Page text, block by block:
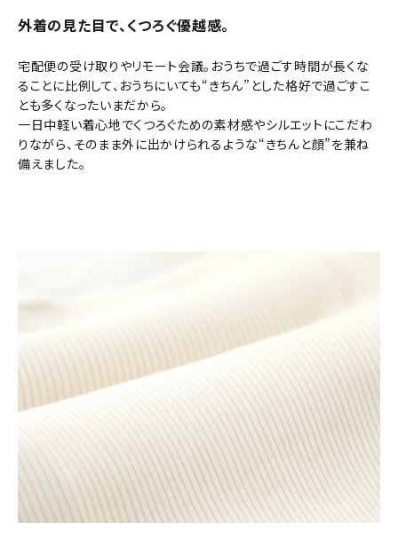
外着の見た目で、くつろぐ優越感。
宅配便の受け取りやリモート会議。おうちで過ごす時間が長くな
ることに比例して、おうちにいても“きちん”とした格好で過ごすこ
とも多くなったいまだから。
一日中軽い着心地でくつろぐための素材感やシルエットにこだわ
りながら、そのまま外に出かけられるような“きちんと顔”を兼ね
備えました。